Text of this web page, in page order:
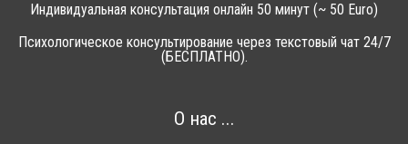
Индивидуальная консультация онлайн 50 минут (~ 50 Euro)
Психологическое консультирование через текстовый чат 24/7
(БЕСПЛАТНО).
О нас ...